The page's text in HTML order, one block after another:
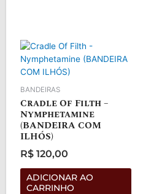
BANDEIRAS
Cradle Of Filth –
Nymphetamine
(BANDEIRA COM
ILHÓS)
0
R$ 120,00
ADICIONAR AO
CARRINHO